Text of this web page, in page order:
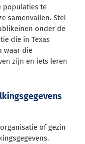
populaties te
samenvallen. Stel
onder de
die in Texas
waar die
zijn en iets leren
of gezin